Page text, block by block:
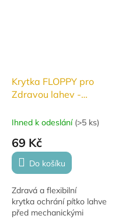
Krytka FLOPPY pro
Zdravou lahev -
Ihned k odeslání (>5 ks)
69 Kč
Do košíku
Zdravá a flexibilní
krytka ochrání pítko lahve
před mechanickými